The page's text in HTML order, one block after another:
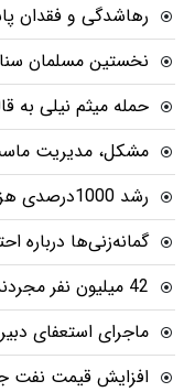
رهاشدگی و فقدان
نخستین مسلمان
حمله میثم نیلی به
مشکل، مدیریت
رشد 1000درصدی هزینه ساخت مسکن در 5 سال
گمانه‌زنی‌ها درباره
42 میلیون نفر مجردند
ماجرای استعفای
افزایش قیمت نفت